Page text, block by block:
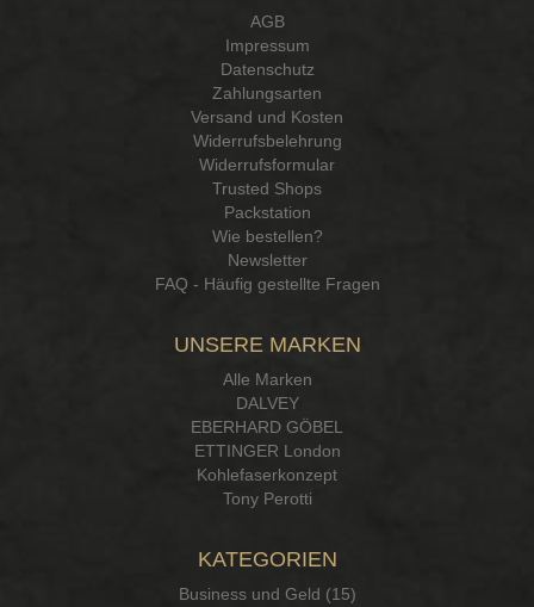
AGB
Impressum
Datenschutz
Zahlungsarten
Versand und Kosten
Widerrufsbelehrung
Widerrufsformular
Trusted Shops
Packstation
Wie bestellen?
Newsletter
FAQ - Häufig gestellte Fragen
UNSERE MARKEN
Alle Marken
DALVEY
EBERHARD GÖBEL
ETTINGER London
Kohlefaserkonzept
Tony Perotti
KATEGORIEN
Business und Geld (15)